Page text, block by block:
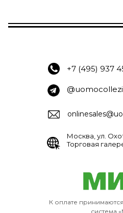
+7 (495) 937
Москва, ул.
Торговая
К оплате
система